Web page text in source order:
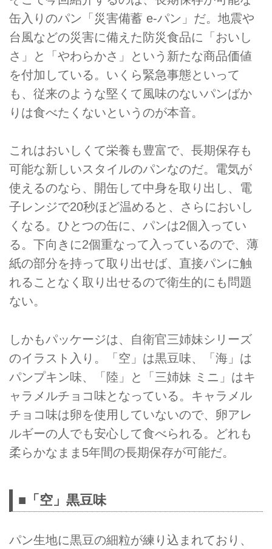
缶入りのパン「災害備蓄 e-パン」だ。地震や
台風などの災害に備えた防災食品に「おいし
さ」と「やわらかさ」という新たな商品価値
を付加している。いくら緊急事態といって
も、従来のような堅くて風味のないパンばか
りは食べたくないというのが本音。
これはおいしくて栄養も豊富で、長期保存も
可能な新しいスタイルのパンなのだ。電気が
使えるのなら、開缶して中身を取り出し、電
子レンジで20秒ほど温めると、さらにおいし
くなる。ひとつの缶に、パンは2個入ってい
る。下向きに2個重なって入っているので、薄
紙の部分を持って取り出せば、直接パンに触
れることなく取り出せるので衛生的にも問題
ない。
しかもパッケージは、自衛官三姉妹シリーズ
のイラスト入り。「空」は黒豆味、「海」は
パンプキン味、「陸」と「三姉妹 ミニ」はキ
ャラメルチョコ味となっている。キャラメル
チョコ味は卵を使用していないので、卵アレ
ルギーの人でも安心して食べられる。どれも
柔らかなまま5年間の長期保存が可能だ。
■「空」黒豆味
パン生地に黒豆の細粒が練り込まれており、